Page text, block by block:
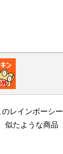
レインボーシー
似たような商品